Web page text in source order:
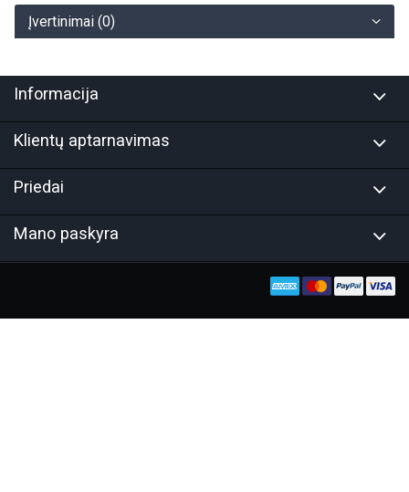
Įvertinimai (0)
Informacija
Klientų aptarnavimas
Priedai
Mano paskyra